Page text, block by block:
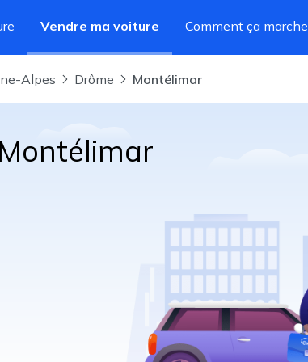
Vendre ma voiture Comment ça marche
Alpes Drôme Montélimar